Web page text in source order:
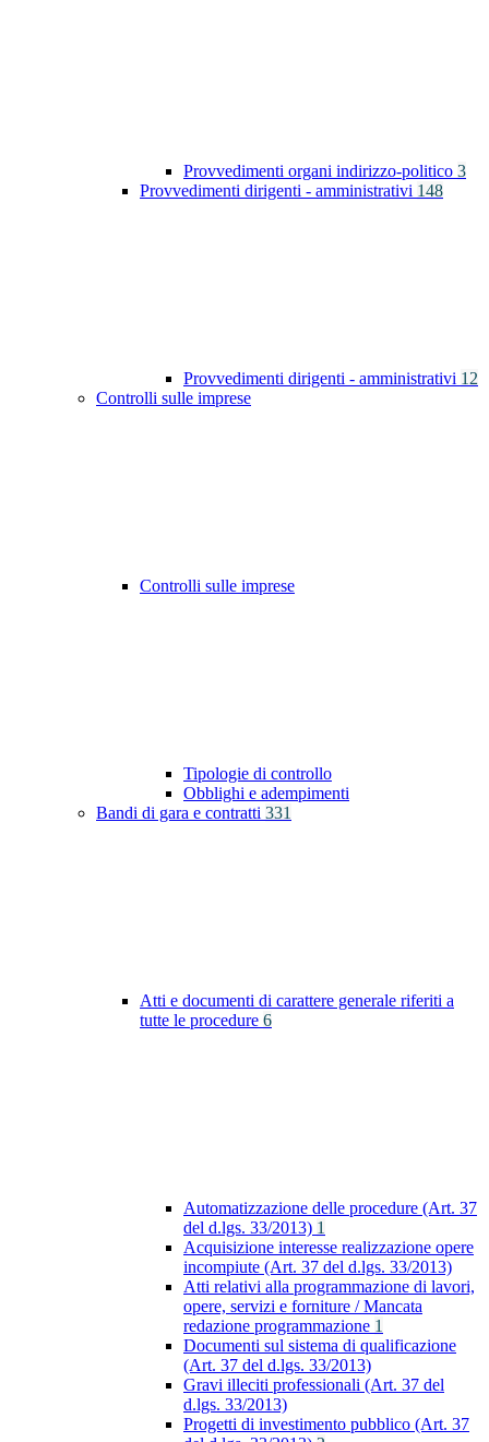
Provvedimenti organi indirizzo-politico 3
Provvedimenti dirigenti - amministrativi 148
Provvedimenti dirigenti - amministrativi 12
Controlli sulle imprese
Controlli sulle imprese
Tipologie di controllo
Obblighi e adempimenti
Bandi di gara e contratti 331
Atti e documenti di carattere generale riferiti a
tutte le procedure 6
Automatizzazione delle procedure (Art. 37
del d.lgs. 33/2013) 1
Acquisizione interesse realizzazione opere
incompiute (Art. 37 del d.lgs. 33/2013)
Atti relativi alla programmazione di lavori,
opere, servizi e forniture / Mancata
redazione programmazione 1
Documenti sul sistema di qualificazione
(Art. 37 del d.lgs. 33/2013)
Gravi illeciti professionali (Art. 37 del
d.lgs. 33/2013)
Progetti di investimento pubblico (Art. 37